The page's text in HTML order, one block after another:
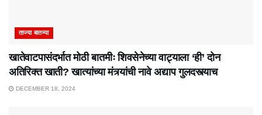
ताज्या बातम्या
खातेवाटपासंदर्भात मोठी बातमीः शिवसेनेच्या वाट्याला ‘ही’ दोन
अतिरिक्त खाती? खात्यांच्या मंत्र्यांची नावे अद्याप गुलदस्त्याच
DECEMBER 18, 2024